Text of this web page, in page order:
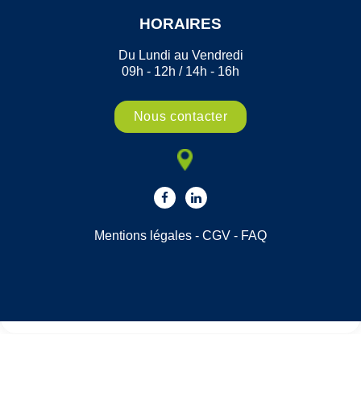
HORAIRES
Du Lundi au Vendredi
09h - 12h / 14h - 16h
Nous contacter
Mentions légales - CGV - FAQ